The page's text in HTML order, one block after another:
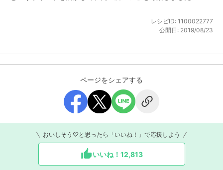
レシピID: 1100022777
公開日: 2019/08/23
ページをシェアする
おいしそう♡と思ったら「いいね！」で応援しよう
いいね！ 12,813